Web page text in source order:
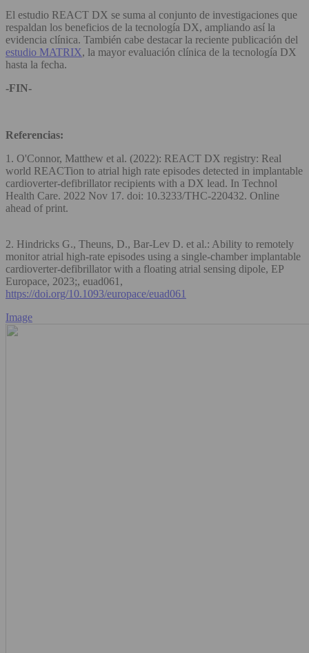
El estudio REACT DX se suma al conjunto de investigaciones que
respaldan los beneficios de la tecnología DX, ampliando así la
evidencia clínica. También cabe destacar la reciente publicación del
estudio MATRIX, la mayor evaluación clínica de la tecnología DX
hasta la fecha.
-FIN-
Referencias:
1. O'Connor, Matthew et al. (2022): REACT DX registry: Real
world REACTion to atrial high rate episodes detected in implantable
cardioverter-defibrillator recipients with a DX lead. In Technol
Health Care. 2022 Nov 17. doi: 10.3233/THC-220432. Online
ahead of print.
2. Hindricks G., Theuns, D., Bar-Lev D. et al.: Ability to remotely
monitor atrial high-rate episodes using a single-chamber implantable
cardioverter-defibrillator with a floating atrial sensing dipole, EP
Europace, 2023;, euad061,
https://doi.org/10.1093/europace/euad061
Image